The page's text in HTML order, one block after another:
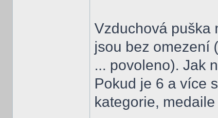
Vzduchová puška
jsou bez omezení
... povoleno). Jak
Pokud je 6 a více
kategorie,